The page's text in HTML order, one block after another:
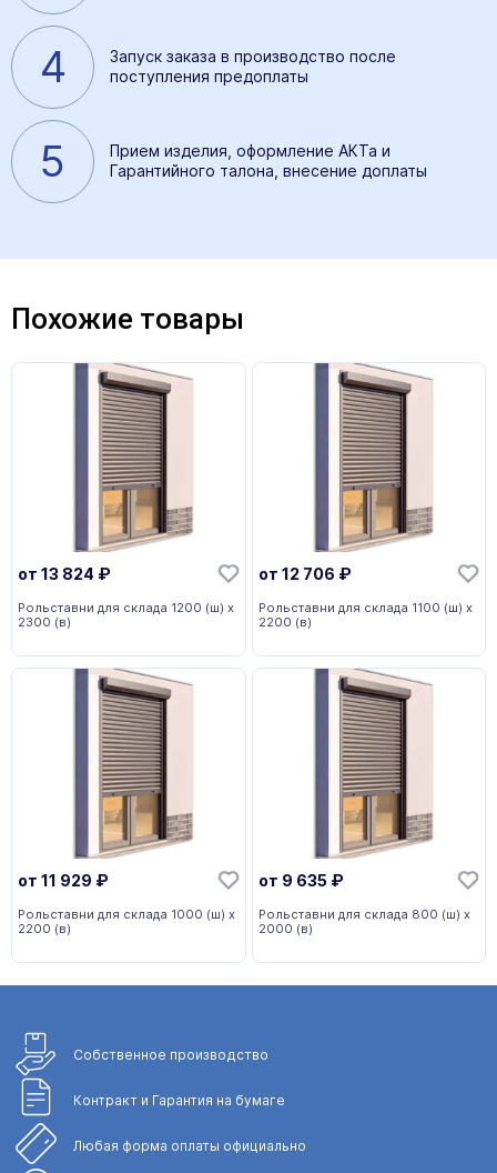
4
Запуск заказа в производство после
поступления предоплаты
5
Прием изделия, оформление АКТа и
Гарантийного талона, внесение доплаты
Похожие товары
от 13 824 ₽
Рольставни для склада 1200 (ш) х
2300 (в)
от 12 706 ₽
Рольставни для склада 1100 (ш) х
2200 (в)
от 11 929 ₽
Рольставни для склада 1000 (ш) х
2200 (в)
от 9 635 ₽
Рольставни для склада 800 (ш) х
2000 (в)
Собственное производство
Контракт и Гарантия на бумаге
Любая форма оплаты официально